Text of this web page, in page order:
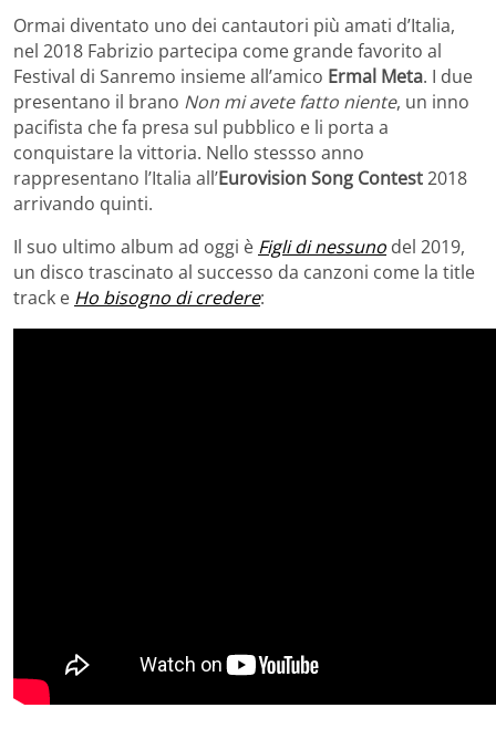
Ormai diventato uno dei cantautori più amati d’Italia,
nel 2018 Fabrizio partecipa come grande favorito al
Festival di Sanremo insieme all’amico Ermal Meta. I due
presentano il brano Non mi avete fatto niente, un inno
pacifista che fa presa sul pubblico e li porta a
conquistare la vittoria. Nello stessso anno
rappresentano l’Italia all’Eurovision Song Contest2018
arrivando quinti.
Il suo ultimo album ad oggi è Figli di nessuno del 2019,
un disco trascinato al successo da canzoni come la title
track e Ho bisogno di credere: